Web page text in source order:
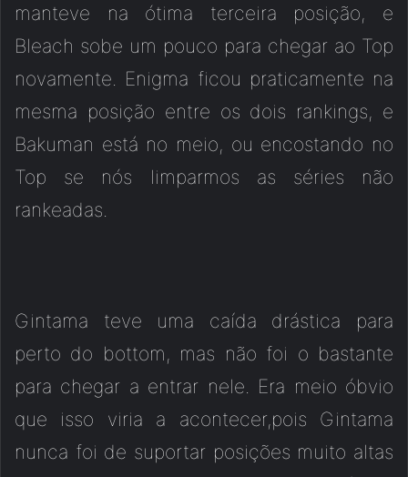
manteve na ótima terceira posição, e
Bleach sobe um pouco para chegar ao Top
novamente. Enigma ficou praticamente na
mesma posição entre os dois rankings, e
Bakuman está no meio, ou encostando no
Top se nós limparmos as séries não
rankeadas.
Gintama teve uma caída drástica para
perto do bottom, mas não foi o bastante
para chegar a entrar nele. Era meio óbvio
que isso viria a acontecer,pois Gintama
nunca foi de suportar posições muito altas